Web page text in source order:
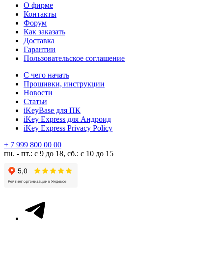
О фирме
Контакты
Форум
Как заказать
Доставка
Гарантии
Пользовательское соглашение
С чего начать
Прошивки, инструкции
Новости
Статьи
iKeyBase для ПК
iKey Express для Андроид
iKey Express Privacy Policy
+ 7 999 800 00 00
пн. - пт.: с 9 до 18, сб.: с 10 до 15